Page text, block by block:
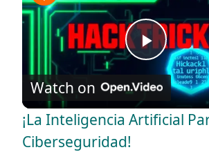
P
l
Watch on
¡La Inteligencia Artificial
Ciberseguridad!